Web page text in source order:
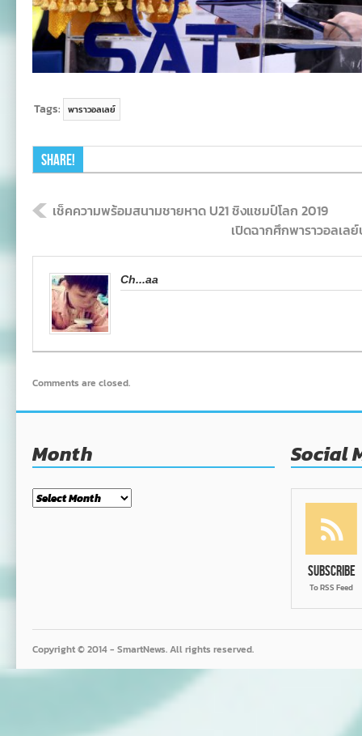
Tags: พาราวอลเลย์
Share!
เช็คความพร้อมสนามชายหาด U21 ชิงแชมป์โลก 2019
เปิดฉากศึกพาราวอลเล
Ch...aa
Comments are closed.
Month
Month
Social
Subscribe
To RSS Feed
Copyright © 2014 - SmartNews. All rights reserved.